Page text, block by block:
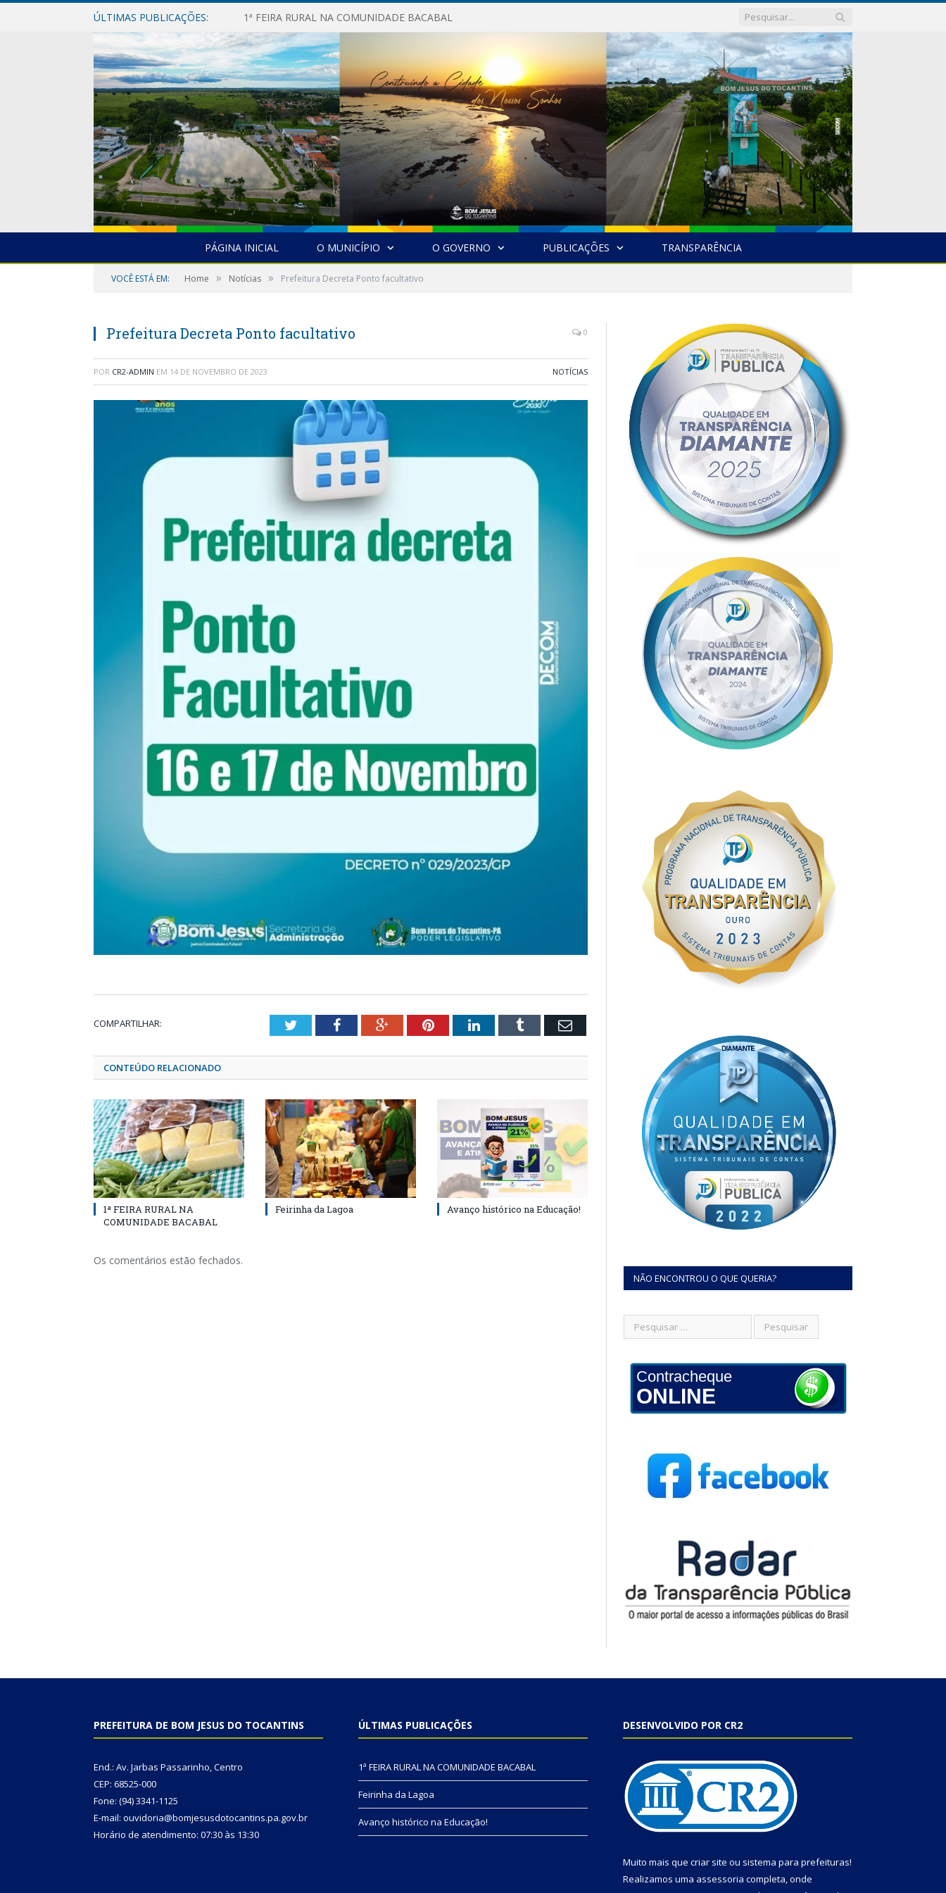
ÚLTIMAS PUBLICAÇÕES: 1ª FEIRA RURAL NA COMUNIDADE BACABAL
PÁGINA INICIAL O MUNICÍPIO O GOVERNO PUBLICAÇÕES TRANSPARÊNCIA
VOCÊ ESTÁ EM: Home » Notícias » Prefeitura Decreta Ponto facultativo
Prefeitura Decreta Ponto facultativo 0
POR CR2-ADMIN EM 14 DE NOVEMBRO DE 2023 NOTÍCIAS
COMPARTILHAR: TwitterFacebookGoogle+PinterestLinkedInTumblr Email
CONTEÚDO RELACIONADO
1ª FEIRA RURAL NA
COMUNIDADE BACABAL
Feirinha da Lagoa Avanço histórico na Educação!
Os comentários estão fechados.
NÃO ENCONTROU O QUE QUERIA?
Contracheque
ONLINE
PREFEITURA DE BOM JESUS DO TOCANTINS
End.: Av. Jarbas Passarinho, Centro
CEP: 68525-000
Fone: (94) 3341-1125
E-mail: ouvidoria@bomjesusdotocantins.pa.gov.br
Horário de atendimento: 07:30 às 13:30
ÚLTIMAS PUBLICAÇÕES
1ª FEIRA RURAL NA COMUNIDADE BACABAL
Feirinha da Lagoa
Avanço histórico na Educação!
DESENVOLVIDO POR CR2
Muito mais que criar site ou sistema para prefeituras!
Realizamos uma assessoria completa, onde